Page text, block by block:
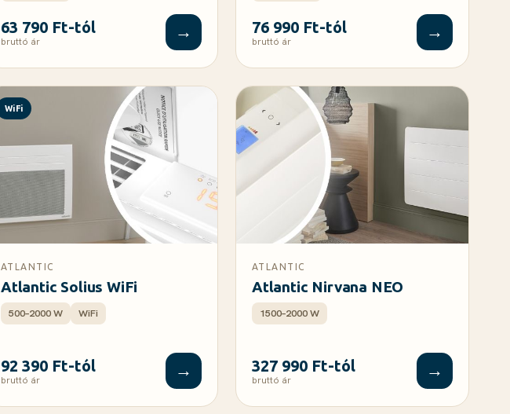
63 790 Ft-tól
bruttó ár → 76 990 Ft-tól
bruttó ár →
WiFi
ATLANTIC
Atlantic Solius WiFi
500–2000 W WiFi
92 390 Ft-tól
bruttó ár →
ATLANTIC
Atlantic Nirvana NEO
1500–2000 W
327 990 Ft-tól
bruttó ár →